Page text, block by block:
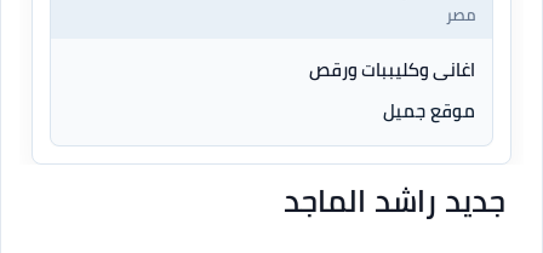
مصر
اغانى وكليببات ورقص
موقع جميل
جديد راشد الماجد